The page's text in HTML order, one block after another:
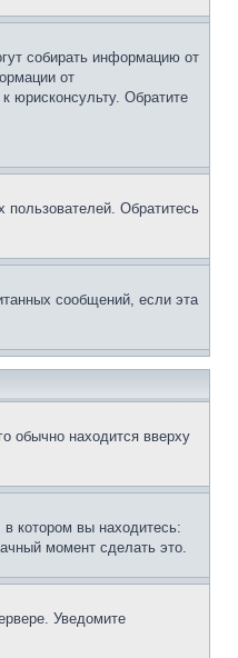
собирать информацию от
от
юрисконсульту. Обратите
пользователей. Обратитесь
сообщений, если эта
обычно находится вверху
котором вы находитесь:
момент сделать это.
Уведомите